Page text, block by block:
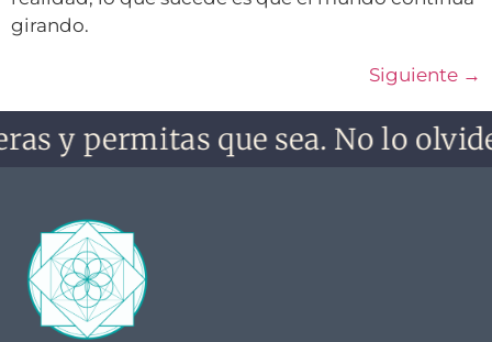
girando.
Siguiente →
permitas que sea. No lo olvides,